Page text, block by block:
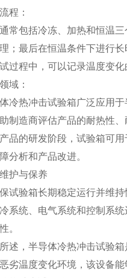
：
包括冷冻、加热和恒温三
；最后在恒温条件下进行
程中，可以记录温度变化
：
热冲击试验箱广泛应用于
制造商评估产品的耐热性
的研发阶段，试验箱可用
分析和产品改进。
与保养
验箱长期稳定运行并维持
系统、电气系统和控制系
。
，半导体冷热冲击试验箱
劣温度变化环境，该设备